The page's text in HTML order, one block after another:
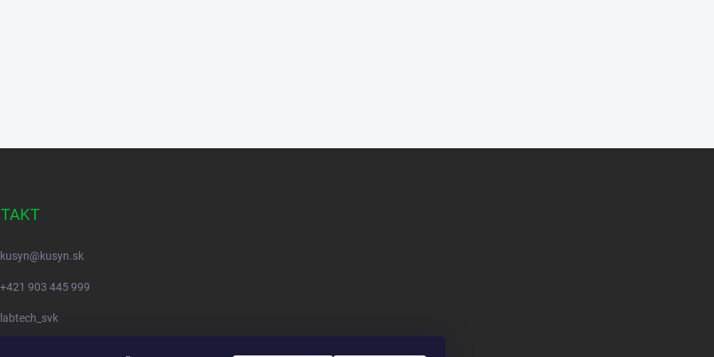
kusyn@kusyn.sk
+421 903 445 999
labtech_svk